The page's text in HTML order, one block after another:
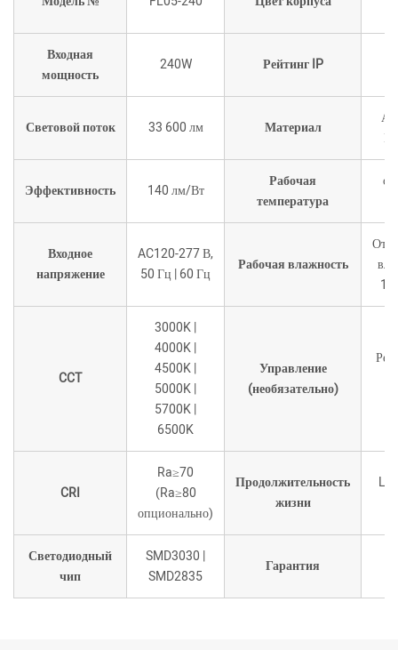
Входная
мощность
240W Рейтинг IP
Световой поток 33 600 лм Материал
Эффективность 140 лм/Вт
Рабочая
температура
Входное
напряжение
AC120-277 В,
50 Гц | 60 Гц
Рабочая влажность
CCT
3000K |
4000K |
4500K |
5000K |
5700K |
6500K
Управление
(необязательно)
CRI
Ra≥70
(Ra≥80
опционально)
Продолжительность
жизни
Светодиодный
чип
SMD3030 |
SMD2835
Гарантия